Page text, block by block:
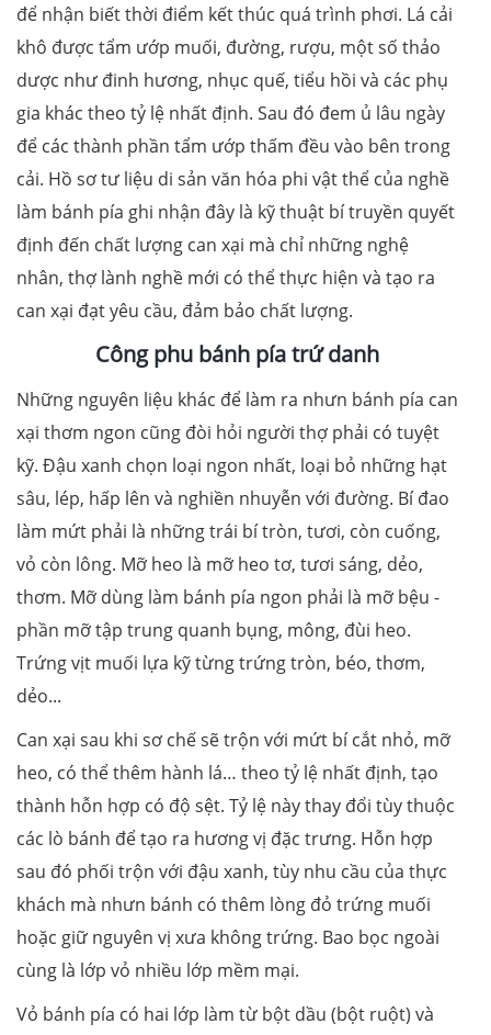
để nhận biết thời điểm kết thúc quá trình phơi. Lá cải
khô được tẩm ướp muối, đường, rượu, một số thảo
dược như đinh hương, nhục quế, tiểu hồi và các phụ
gia khác theo tỷ lệ nhất định. Sau đó đem ủ lâu ngày
để các thành phần tẩm ướp thấm đều vào bên trong
cải. Hồ sơ tư liệu di sản văn hóa phi vật thể của nghề
làm bánh pía ghi nhận đây là kỹ thuật bí truyền quyết
định đến chất lượng can xại mà chỉ những nghệ
nhân, thợ lành nghề mới có thể thực hiện và tạo ra
can xại đạt yêu cầu, đảm bảo chất lượng.
Công phu bánh pía trứ danh
Những nguyên liệu khác để làm ra nhưn bánh pía can
xại thơm ngon cũng đòi hỏi người thợ phải có tuyệt
kỹ. Đậu xanh chọn loại ngon nhất, loại bỏ những hạt
sâu, lép, hấp lên và nghiền nhuyễn với đường. Bí đao
làm mứt phải là những trái bí tròn, tươi, còn cuống,
vỏ còn lông. Mỡ heo là mỡ heo tơ, tươi sáng, dẻo,
thơm. Mỡ dùng làm bánh pía ngon phải là mỡ bệu -
phần mỡ tập trung quanh bụng, mông, đùi heo.
Trứng vịt muối lựa kỹ từng trứng tròn, béo, thơm,
dẻo...
Can xại sau khi sơ chế sẽ trộn với mứt bí cắt nhỏ, mỡ
heo, có thể thêm hành lá… theo tỷ lệ nhất định, tạo
thành hỗn hợp có độ sệt. Tỷ lệ này thay đổi tùy thuộc
các lò bánh để tạo ra hương vị đặc trưng. Hỗn hợp
sau đó phối trộn với đậu xanh, tùy nhu cầu của thực
khách mà nhưn bánh có thêm lòng đỏ trứng muối
hoặc giữ nguyên vị xưa không trứng. Bao bọc ngoài
cùng là lớp vỏ nhiều lớp mềm mại.
Vỏ bánh pía có hai lớp làm từ bột dầu (bột ruột) và